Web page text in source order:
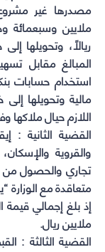
ملايين وسبعمائة
ريالاً، وتحويلها
المبالغ مقابل
مالية وتحويلها
اللازم حيال ملاكها
القضية الثانية :
والقروية
تجاري والحصول من
متعاقدة مع
ملايين ريال.
القضية الثالثة :